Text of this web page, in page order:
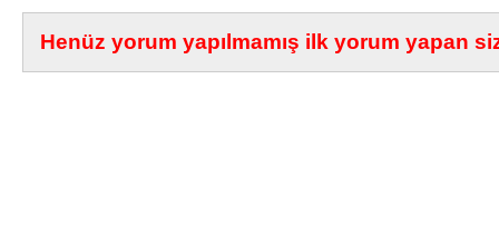
Henüz yorum yapılmamış ilk yorum yapan